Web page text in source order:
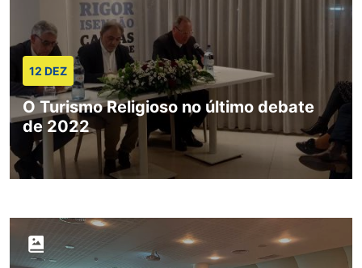
12 DEZ
O Turismo Religioso no último debate
de 2022